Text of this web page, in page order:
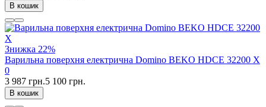
В кошик
Знижка 22%
Варильна поверхня електрична Domino BEKO HDCE 32200 X
0
3 987 грн.5 100 грн.
В кошик